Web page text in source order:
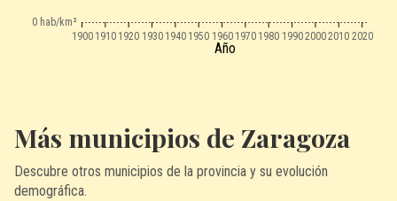
1900 1910 1920 1930 1940 1950 1960 1970 1980 199020002010 2020
0 hab/km²
Año
Más municipios de Zaragoza
Descubre otros municipios de la provincia y su evolución
demográfica.